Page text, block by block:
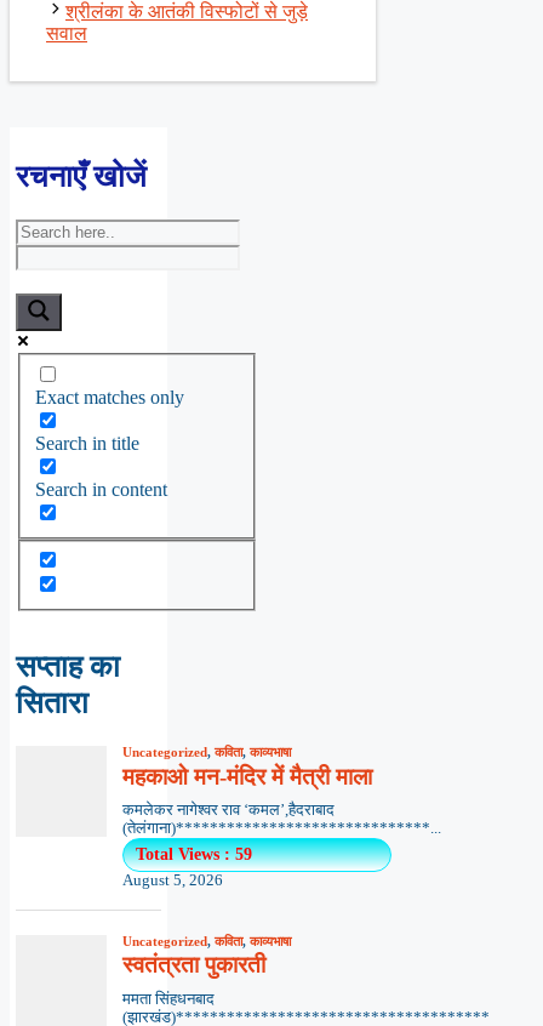
श्रीलंका के आतंकी विस्फोटों से जुड़े
सवाल
रचनाएँ खोजें
Exact matches only
Search in title
Search in content
सप्ताह का
सितारा
Uncategorized,कविता,काव्यभाषा
महकाओ मन-मंदिर में मैत्री माला
कमलेकर नागेश्वर राव ‘कमल’,हैदराबाद
(तेलंगाना)******************************...
Total Views : 59
August 5, 2026
Uncategorized,कविता,काव्यभाषा
स्वतंत्रता पुकारती
ममता सिंहधनबाद
(झारखंड)*************************************